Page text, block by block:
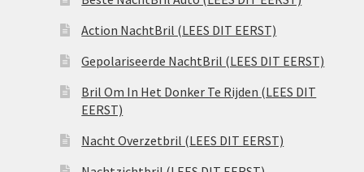
Action NachtBril (LEES DIT EERST)
Gepolariseerde NachtBril (LEES DIT EERST)
Bril Om In Het Donker Te Rijden (LEES DIT
EERST)
Nacht Overzetbril (LEES DIT EERST)